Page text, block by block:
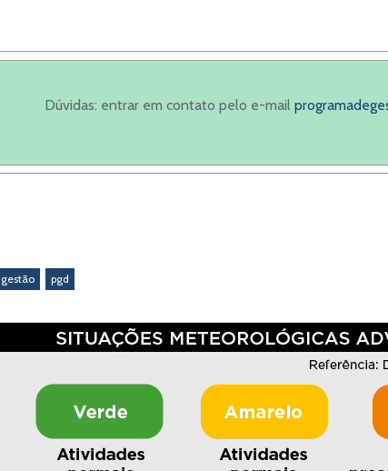
Dúvidas: entrar em contato pelo e-mail
gestão pgd